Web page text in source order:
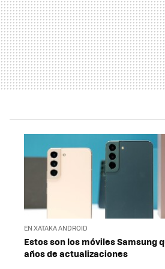
EN XATAKA ANDROID
Estos son los móviles Samsung
años de actualizaciones